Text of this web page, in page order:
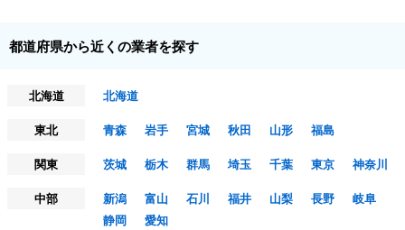
都道府県から近くの業者を探す
北海道
北海道
東北
青森 岩手 宮城 秋田 山形
福島
関東
茨城 栃木 群馬 埼玉 千葉 東京
神奈川
中部
新潟 富山 石川 福井 山梨 長野
岐阜
静岡
愛知